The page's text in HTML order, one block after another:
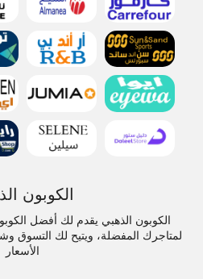
الكوبون
الكوبون الذهبي يقدم لك أفضل
لمتاجرك المفضلة، ويتيح لك التسوق
الأسعار